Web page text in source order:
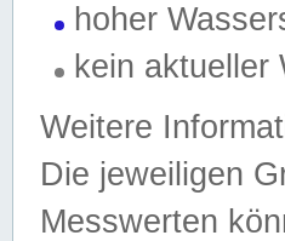
hoher
kein aktueller
Weitere
Die jeweiligen
Messwerten